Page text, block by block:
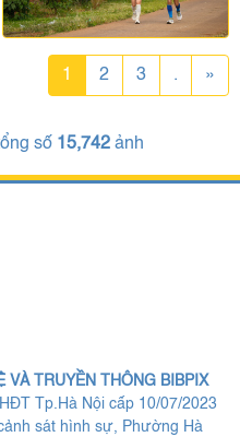
1 2 3 . »
số 15,742 ảnh
VÀ TRUYỀN THÔNG BIBPIX
Tp.Hà Nội cấp 10/07/2023
sát hình sự, Phường Hà